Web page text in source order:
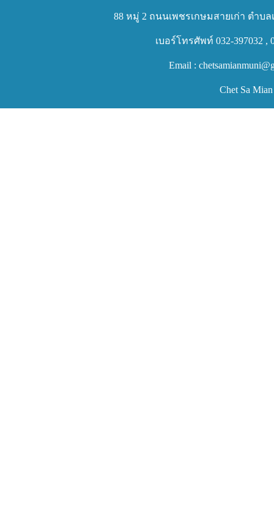
88 หมู่ 2 ถนนเพชรเกษมสายเก่า ตำบ
เบอร์โทรศัพท์ 032-397032 ,
Email :
Chet Sa